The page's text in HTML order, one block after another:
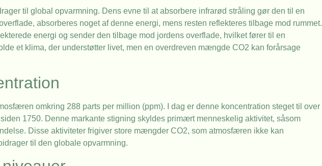
til global opvarmning. Dens evne til at absorbere infrarød stråling gør den til en
absorberes noget af denne energi, mens resten reflekteres tilbage mod rummet.
energi og sender den tilbage mod jordens overflade, hvilket fører til en
et klima, der understøtter livet, men en overdreven mængde CO2 kan forårsage
omkring 288 parts per million (ppm). I dag er denne koncentration steget til over
1750. Denne markante stigning skyldes primært menneskelig aktivitet, såsom
Disse aktiviteter frigiver store mængder CO2, som atmosfæren ikke kan
til den globale opvarmning.